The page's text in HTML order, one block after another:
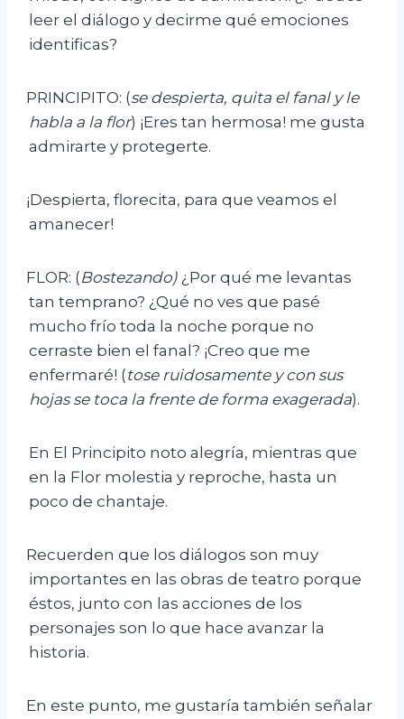
leer el diálogo y decirme qué emociones
identificas?
PRINCIPITO: (se despierta, quita el fanal y le
habla a la flor) ¡Eres tan hermosa! me gusta
admirarte y protegerte.
¡Despierta, florecita, para que veamos el
amanecer!
FLOR: (Bostezando)¿Por qué me levantas
tan temprano? ¿Qué no ves que pasé
mucho frío toda la noche porque no
cerraste bien el fanal? ¡Creo que me
enfermaré! (tose ruidosamente y con sus
hojas se toca la frente de forma exagerada).
En El Principito noto alegría, mientras que
en la Flor molestia y reproche, hasta un
poco de chantaje.
Recuerden que los diálogos son muy
importantes en las obras de teatro porque
éstos, junto con las acciones de los
personajes son lo que hace avanzar la
historia.
En este punto, me gustaría también señalar